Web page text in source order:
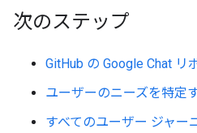
次のステップ
GitHub の Google Chat リ
ユーザーのニーズを特定
すべてのユーザー ジャー